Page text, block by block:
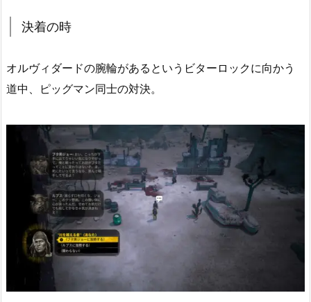
決着の時
オルヴィダードの腕輪があるというビターロックに向かう
道中、ピッグマン同士の対決。